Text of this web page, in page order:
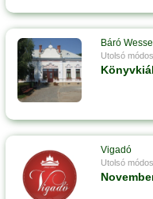
Báró
Utolsó
Vigadó
Utolsó